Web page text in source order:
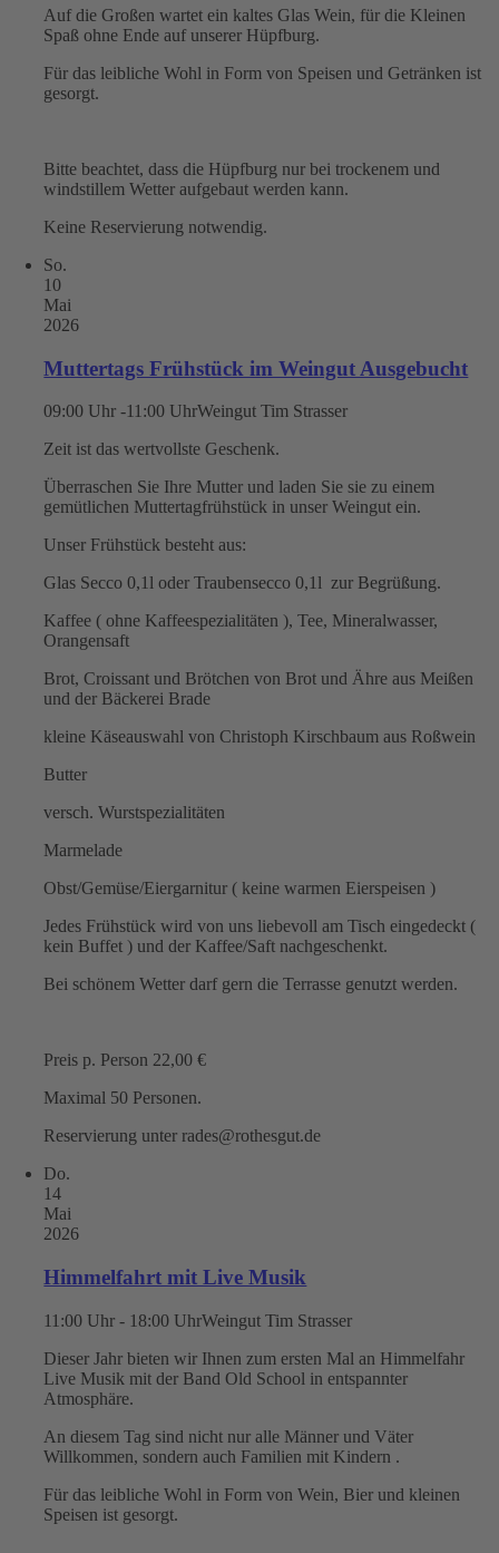
Auf die Großen wartet ein kaltes Glas Wein, für die Kleinen
Spaß ohne Ende auf unserer Hüpfburg.
Für das leibliche Wohl in Form von Speisen und Getränken ist
gesorgt.
Bitte beachtet, dass die Hüpfburg nur bei trockenem und
windstillem Wetter aufgebaut werden kann.
Keine Reservierung notwendig.
So.
10
Mai
2026
Muttertags Frühstück im Weingut Ausgebucht
09:00 Uhr -11:00 UhrWeingut Tim Strasser
Zeit ist das wertvollste Geschenk.
Überraschen Sie Ihre Mutter und laden Sie sie zu einem
gemütlichen Muttertagfrühstück in unser Weingut ein.
Unser Frühstück besteht aus:
Glas Secco 0,1l oder Traubensecco 0,1l zur Begrüßung.
Kaffee ( ohne Kaffeespezialitäten ), Tee, Mineralwasser,
Orangensaft
Brot, Croissant und Brötchen von Brot und Ähre aus Meißen
und der Bäckerei Brade
kleine Käseauswahl von Christoph Kirschbaum aus Roßwein
Butter
versch. Wurstspezialitäten
Marmelade
Obst/Gemüse/Eiergarnitur ( keine warmen Eierspeisen )
Jedes Frühstück wird von uns liebevoll am Tisch eingedeckt (
kein Buffet ) und der Kaffee/Saft nachgeschenkt.
Bei schönem Wetter darf gern die Terrasse genutzt werden.
Preis p. Person 22,00 €
Maximal 50 Personen.
Reservierung unter rades@rothesgut.de
Do.
14
Mai
2026
Himmelfahrt mit Live Musik
11:00 Uhr - 18:00 UhrWeingut Tim Strasser
Dieser Jahr bieten wir Ihnen zum ersten Mal an Himmelfahr
Live Musik mit der Band Old School in entspannter
Atmosphäre.
An diesem Tag sind nicht nur alle Männer und Väter
Willkommen, sondern auch Familien mit Kindern .
Für das leibliche Wohl in Form von Wein, Bier und kleinen
Speisen ist gesorgt.